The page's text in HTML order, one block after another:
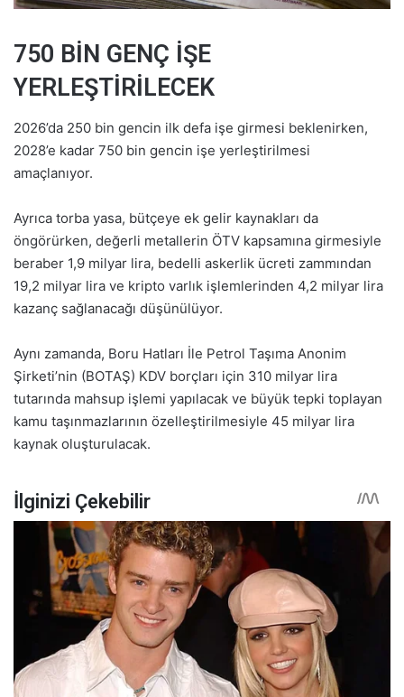
750 BİN GENÇ İŞE
YERLEŞTİRİLECEK
2026’da 250 bin gencin ilk defa işe girmesi beklenirken,
2028’e kadar 750 bin gencin işe yerleştirilmesi
amaçlanıyor.
Ayrıca torba yasa, bütçeye ek gelir kaynakları da
öngörürken, değerli metallerin ÖTV kapsamına girmesiyle
beraber 1,9 milyar lira, bedelli askerlik ücreti zammından
19,2 milyar lira ve kripto varlık işlemlerinden 4,2 milyar lira
kazanç sağlanacağı düşünülüyor.
Aynı zamanda, Boru Hatları İle Petrol Taşıma Anonim
Şirketi’nin (BOTAŞ) KDV borçları için 310 milyar lira
tutarında mahsup işlemi yapılacak ve büyük tepki toplayan
kamu taşınmazlarının özelleştirilmesiyle 45 milyar lira
kaynak oluşturulacak.